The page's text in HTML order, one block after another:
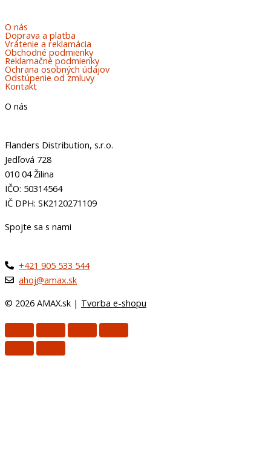
O nás
Doprava a platba
Vrátenie a reklamácia
Obchodné podmienky
Reklamačné podmienky
Ochrana osobných údajov
Odstúpenie od zmluvy
Kontakt
O nás
Flanders Distribution, s.r.o.
Jedľová 728
010 04 Žilina
IČO: 50314564
IČ DPH: SK2120271109
Spojte sa s nami
+421 905 533 544
ahoj@amax.sk
© 2026 AMAX.sk | Tvorba e-shopu